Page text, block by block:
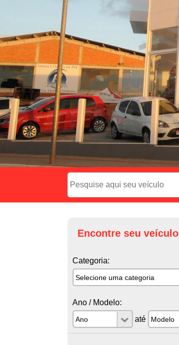
Encontre seu veículo
Categoria:
Ano / Modelo:
até